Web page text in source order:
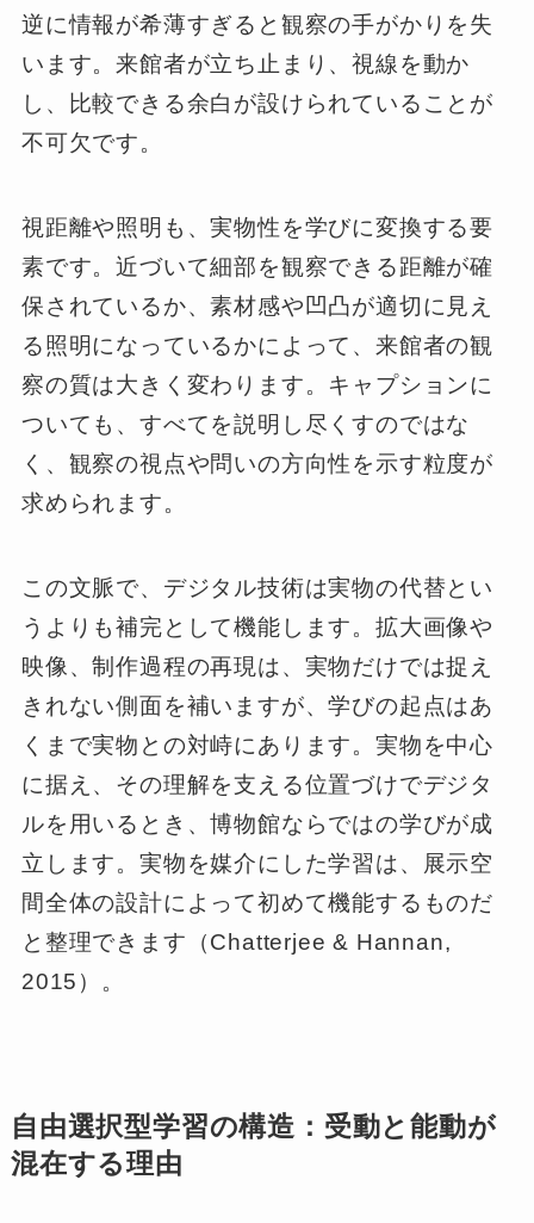
逆に情報が希薄すぎると観察の手がかりを失
います。来館者が立ち止まり、視線を動か
し、比較できる余白が設けられていることが
不可欠です。
視距離や照明も、実物性を学びに変換する要
素です。近づいて細部を観察できる距離が確
保されているか、素材感や凹凸が適切に見え
る照明になっているかによって、来館者の観
察の質は大きく変わります。キャプションに
ついても、すべてを説明し尽くすのではな
く、観察の視点や問いの方向性を示す粒度が
求められます。
この文脈で、デジタル技術は実物の代替とい
うよりも補完として機能します。拡大画像や
映像、制作過程の再現は、実物だけでは捉え
きれない側面を補いますが、学びの起点はあ
くまで実物との対峙にあります。実物を中心
に据え、その理解を支える位置づけでデジタ
ルを用いるとき、博物館ならではの学びが成
立します。実物を媒介にした学習は、展示空
間全体の設計によって初めて機能するものだ
と整理できます（Chatterjee & Hannan,
2015）。
自由選択型学習の構造：受動と能動が
混在する理由